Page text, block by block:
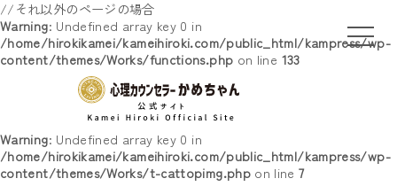
//それ以外のページの場合
Warning: Undefined array key 0 in
/home/hirokikamei/kameihiroki.com/public_html/kampress/wp-
content/themes/Works/functions.php on line 133
Warning: Undefined array key 0 in
/home/hirokikamei/kameihiroki.com/public_html/kampress/wp-
content/themes/Works/t-cattopimg.phpon line7